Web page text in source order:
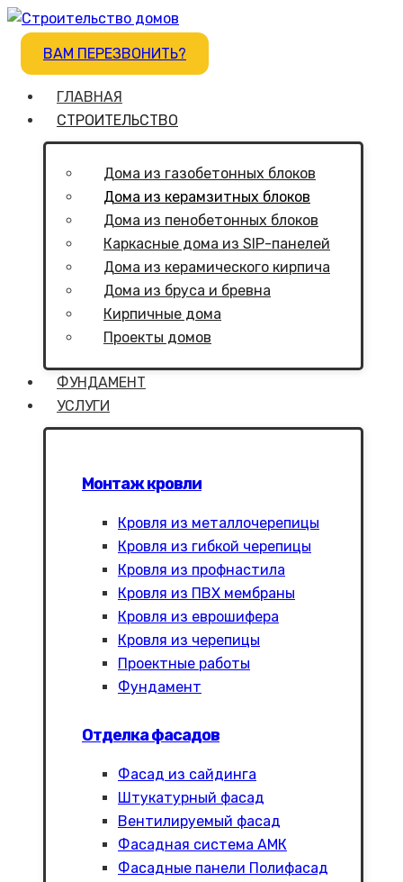
ВАМ ПЕРЕЗВОНИТЬ?
ГЛАВНАЯ
СТРОИТЕЛЬСТВО
Дома из газобетонных блоков
Дома из керамзитных блоков
Дома из пенобетонных блоков
Каркасные дома из SIP-панелей
Дома из керамического кирпича
Дома из бруса и бревна
Кирпичные дома
Проекты домов
ФУНДАМЕНТ
УСЛУГИ
Монтаж кровли
Кровля из металлочерепицы
Кровля из гибкой черепицы
Кровля из профнастила
Кровля из ПВХ мембраны
Кровля из еврошифера
Кровля из черепицы
Проектные работы
Фундамент
Отделка фасадов
Фасад из сайдинга
Штукатурный фасад
Вентилируемый фасад
Фасадная система АМК
Фасадные панели Полифасад